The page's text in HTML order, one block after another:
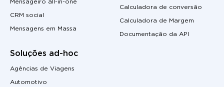
Mensageiro all-in-one
CRM social
Mensagens em Massa
Soluções ad-hoc
Agências de Viagens
Automotivo
Calculadora de conversão
Calculadora de Margem
Documentação da API